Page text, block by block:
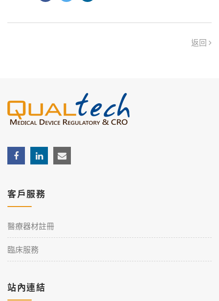
返回
客戶服務
醫療器材註冊
臨床服務
站內連結